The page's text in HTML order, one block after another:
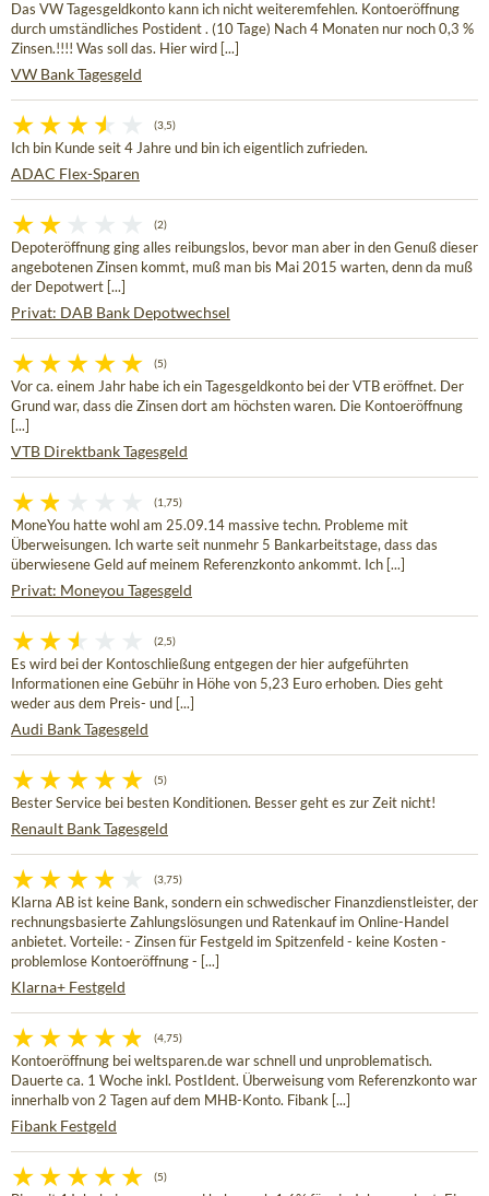
Das VW Tagesgeldkonto kann ich nicht weiteremfehlen. Kontoeröffnung
durch umständliches Postident . (10 Tage) Nach 4 Monaten nur noch 0,3 %
Zinsen.!!!! Was soll das. Hier wird [...]
VW Bank Tagesgeld
(3,5)
Ich bin Kunde seit 4 Jahre und bin ich eigentlich zufrieden.
ADAC Flex-Sparen
(2)
Depoteröffnung ging alles reibungslos, bevor man aber in den Genuß dieser
angebotenen Zinsen kommt, muß man bis Mai 2015 warten, denn da muß
der Depotwert [...]
Privat: DAB Bank Depotwechsel
(5)
Vor ca. einem Jahr habe ich ein Tagesgeldkonto bei der VTB eröffnet. Der
Grund war, dass die Zinsen dort am höchsten waren. Die Kontoeröffnung
[...]
VTB Direktbank Tagesgeld
(1,75)
MoneYou hatte wohl am 25.09.14 massive techn. Probleme mit
Überweisungen. Ich warte seit nunmehr 5 Bankarbeitstage, dass das
überwiesene Geld auf meinem Referenzkonto ankommt. Ich [...]
Privat: Moneyou Tagesgeld
(2,5)
Es wird bei der Kontoschließung entgegen der hier aufgeführten
Informationen eine Gebühr in Höhe von 5,23 Euro erhoben. Dies geht
weder aus dem Preis- und [...]
Audi Bank Tagesgeld
(5)
Bester Service bei besten Konditionen. Besser geht es zur Zeit nicht!
Renault Bank Tagesgeld
(3,75)
Klarna AB ist keine Bank, sondern ein schwedischer Finanzdienstleister, der
rechnungsbasierte Zahlungslösungen und Ratenkauf im Online-Handel
anbietet. Vorteile: - Zinsen für Festgeld im Spitzenfeld - keine Kosten -
problemlose Kontoeröffnung - [...]
Klarna+ Festgeld
(4,75)
Kontoeröffnung bei weltsparen.de war schnell und unproblematisch.
Dauerte ca. 1 Woche inkl. PostIdent. Überweisung vom Referenzkonto war
innerhalb von 2 Tagen auf dem MHB-Konto. Fibank [...]
Fibank Festgeld
(5)